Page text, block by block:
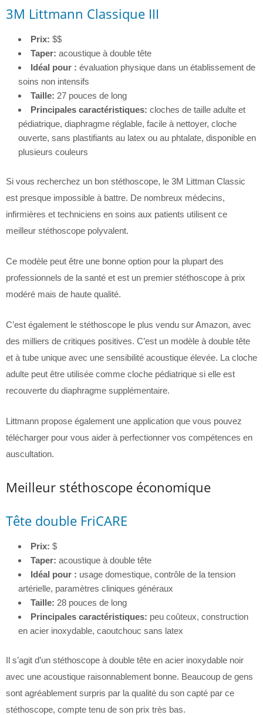
3M Littmann Classique III
Prix: $$
Taper: acoustique à double tête
Idéal pour : évaluation physique dans un établissement de
soins non intensifs
Taille: 27 pouces de long
Principales caractéristiques: cloches de taille adulte et
pédiatrique, diaphragme réglable, facile à nettoyer, cloche
ouverte, sans plastifiants au latex ou au phtalate, disponible en
plusieurs couleurs
Si vous recherchez un bon stéthoscope, le 3M Littman Classic
est presque impossible à battre. De nombreux médecins,
infirmières et techniciens en soins aux patients utilisent ce
meilleur stéthoscope polyvalent.
Ce modèle peut être une bonne option pour la plupart des
professionnels de la santé et est un premier stéthoscope à prix
modéré mais de haute qualité.
C’est également le stéthoscope le plus vendu sur Amazon, avec
des milliers de critiques positives. C’est un modèle à double tête
et à tube unique avec une sensibilité acoustique élevée. La cloche
adulte peut être utilisée comme cloche pédiatrique si elle est
recouverte du diaphragme supplémentaire.
Littmann propose également une application que vous pouvez
télécharger pour vous aider à perfectionner vos compétences en
auscultation.
Meilleur stéthoscope économique
Tête double FriCARE
Prix: $
Taper: acoustique à double tête
Idéal pour : usage domestique, contrôle de la tension
artérielle, paramètres cliniques généraux
Taille: 28 pouces de long
Principales caractéristiques: peu coûteux, construction
en acier inoxydable, caoutchouc sans latex
Il s’agit d’un stéthoscope à double tête en acier inoxydable noir
avec une acoustique raisonnablement bonne. Beaucoup de gens
sont agréablement surpris par la qualité du son capté par ce
stéthoscope, compte tenu de son prix très bas.